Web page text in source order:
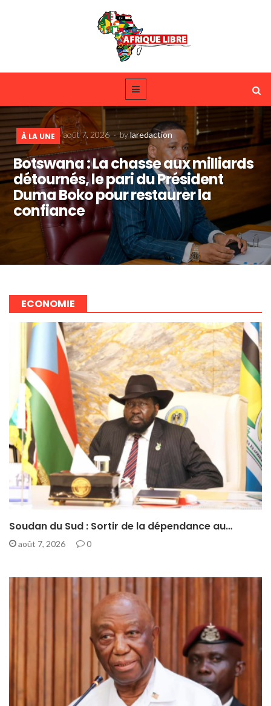
À LA UNE août 7, 2026-bylaredaction
Botswana : La chasse aux milliards
détournés, le pari du Président
Duma Boko pour restaurer la
confiance
ECONOMIE
Soudan du Sud : Sortir de la dépendance au…
août 7, 2026 0